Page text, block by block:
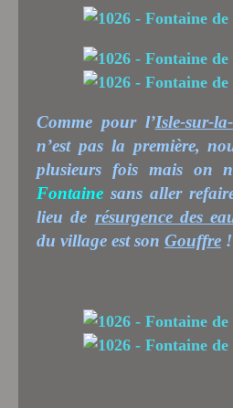
Comme pour l’Isle-sur-
n’est pas la première,
plusieurs fois mais on
Fontaine sans aller
lieu de résurgence des
du village est son Gouffre !